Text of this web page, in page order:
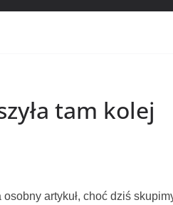
tam kolej
artykuł, choć dziś